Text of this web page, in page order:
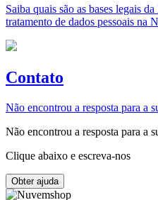
Saiba quais são as bases legais
tratamento de dados pessoais na
Contato
Não encontrou a resposta para a
Não encontrou a resposta para a
Clique abaixo e escreva-nos